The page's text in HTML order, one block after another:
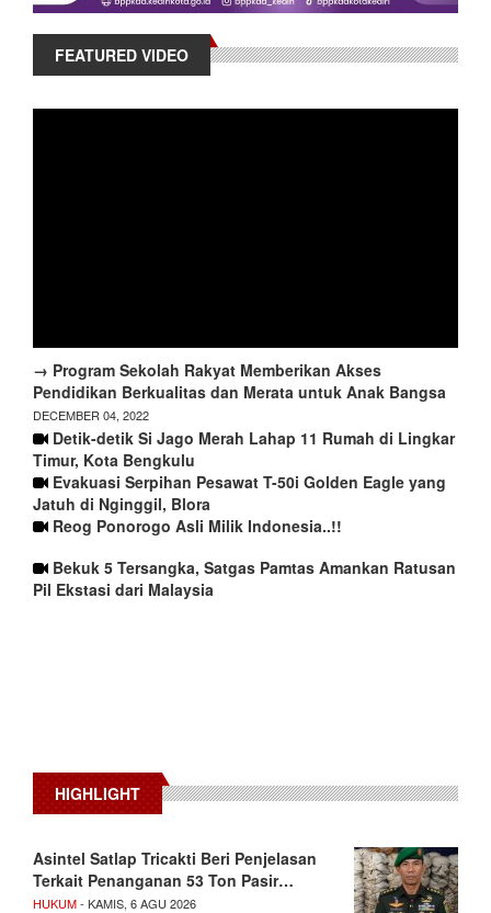
FEATURED VIDEO
→ Program Sekolah Rakyat Memberikan Akses
Pendidikan Berkualitas dan Merata untuk Anak Bangsa
DECEMBER 04, 2022
Detik-detik Si Jago Merah Lahap 11 Rumah di Lingkar
Timur, Kota Bengkulu
Evakuasi Serpihan Pesawat T-50i Golden Eagle yang
Jatuh di Nginggil, Blora
Reog Ponorogo Asli Milik Indonesia..!!
Bekuk 5 Tersangka, Satgas Pamtas Amankan Ratusan
Pil Ekstasi dari Malaysia
HIGHLIGHT
Asintel Satlap Tricakti Beri Penjelasan
Terkait Penanganan 53 Ton Pasir…
HUKUM- KAMIS, 6 AGU 2026